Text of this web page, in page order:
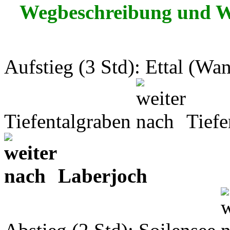
Wegbeschreibung und
Aufstieg (3 Std): Ettal
Tiefentalgraben
Laberjoch